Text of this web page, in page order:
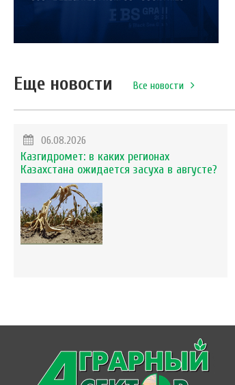
Еще новости Все новости
06.08.2026
Казгидромет: в каких регионах
Казахстана ожидается засуха в августе?